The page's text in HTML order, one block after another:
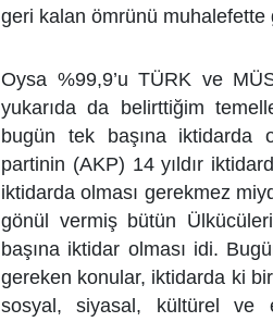
geri kalan ömrünü muhalefette
Oysa %99,9’u TÜRK ve
yukarıda da belirttiğim
bugün tek başına iktidarda
partinin (AKP) 14 yıldır
iktidarda olması gerekmez
gönül vermiş bütün
başına iktidar olması idi.
gereken konular, iktidarda ki
sosyal, siyasal, kültürel ve